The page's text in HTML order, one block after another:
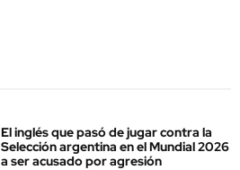
El inglés que pasó de jugar contra la
Selección argentina en el Mundial 2026
a ser acusado por agresión